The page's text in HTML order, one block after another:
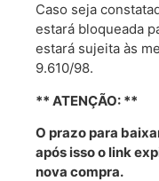
Caso seja
estará bloqueada
estará sujeita às
9.610/98.
** ATENÇÃO: **
O prazo para
após isso o link
nova compra.